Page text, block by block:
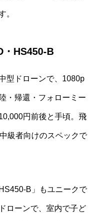
。
・HS450-B
型ドローンで、1080p
・帰還・フォローミー
円前後と手頃。飛
級者向けのスペックで
B」もユニークで
ローンで、室内で子ど